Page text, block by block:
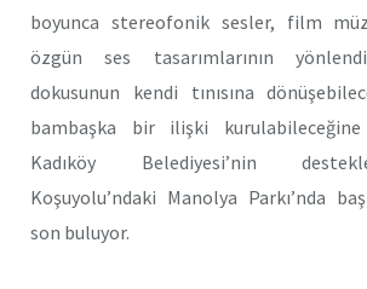
boyunca stereofonik sesler, film
özgün ses tasarımlarının
dokusunun kendi tınısına
bambaşka bir ilişki
Kadıköy Belediyesi’nin
Koşuyolu’ndaki Manolya Parkı’nda
son buluyor.